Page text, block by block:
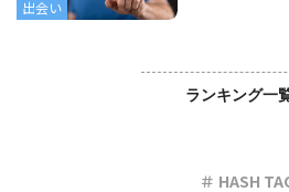
出会い
ランキング一